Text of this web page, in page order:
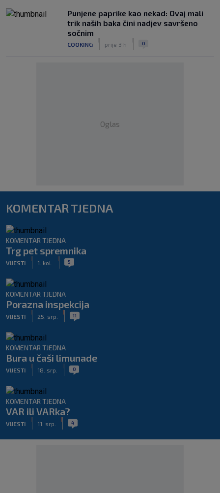
Punjene paprike kao nekad: Ovaj mali
trik naših baka čini nadjev savršeno
sočnim
COOKING prije 3 h 0
Oglas
KOMENTAR TJEDNA
KOMENTAR TJEDNA
Trg pet spremnika
VIJESTI 1. kol. 5
KOMENTAR TJEDNA
Porazna inspekcija
VIJESTI 25. srp. 11
KOMENTAR TJEDNA
Bura u čaši limunade
VIJESTI 18. srp. 0
KOMENTAR TJEDNA
VAR ili VARka?
VIJESTI 11. srp. 4